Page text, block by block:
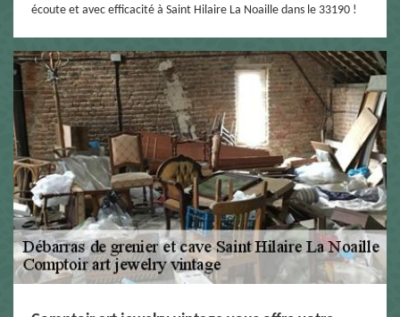
écoute et avec efficacité à Saint Hilaire La Noaille dans le 33190 !